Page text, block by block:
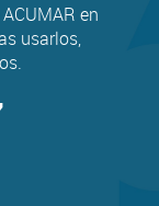
en
usarlos,